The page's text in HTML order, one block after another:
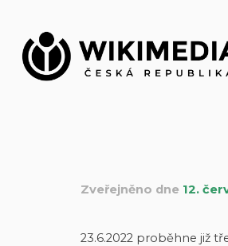
obsah
Zveřejněno dne 12.
23.6.2022 proběhne již